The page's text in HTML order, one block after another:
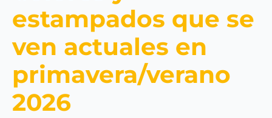
estampados que se
ven actuales en
primavera/verano
2026